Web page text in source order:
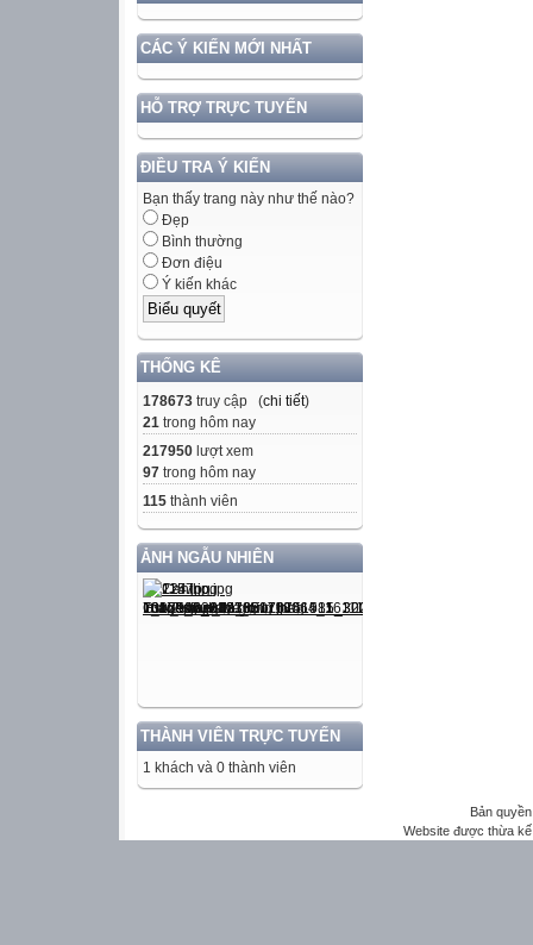
CÁC Ý KIẾN MỚI NHẤT
HỖ TRỢ TRỰC TUYẾN
ĐIỀU TRA Ý KIẾN
Bạn thấy trang này như thế nào?
Đẹp
Bình thường
Đơn điệu
Ý kiến khác
THỐNG KÊ
178673 truy cập (chi tiết)
21 trong hôm nay
217950 lượt xem
97 trong hôm nay
115 thành viên
ẢNH NGẪU NHIÊN
THÀNH VIÊN TRỰC TUYẾN
1 khách và 0 thành viên
Bản
Website được thừa